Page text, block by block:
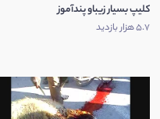
کلیپ بسیار زیباو پندآموز
5.7 هزار بازدید